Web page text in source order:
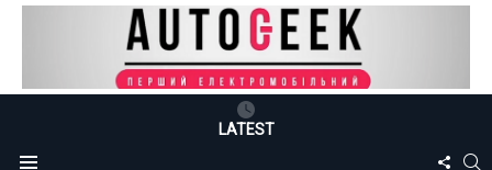
LATEST